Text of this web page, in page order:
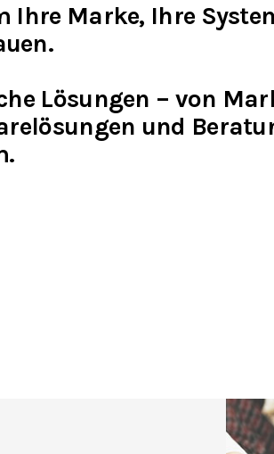
Ihre Marke, Ihre
Lösungen – von
und